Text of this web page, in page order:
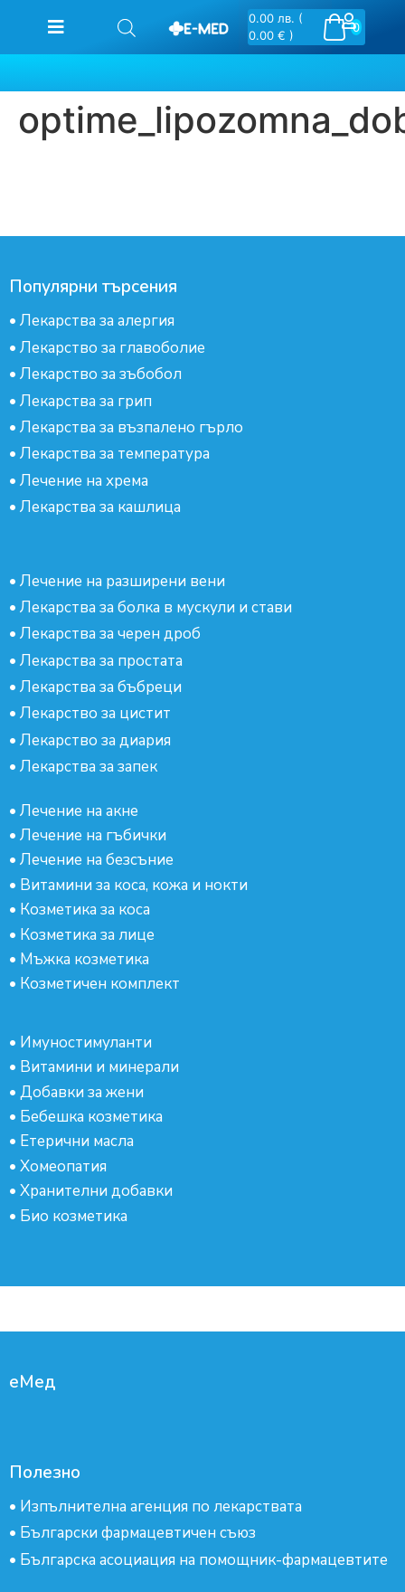
0
0.00 лв. (
0.00 € )
Популярни търсения
• Лекарства за алергия
• Лекарство за главоболие
• Лекарство за зъбобол
• Лекарства за грип
• Лекарства за възпалено гърло
• Лекарства за температура
• Лечение на хрема
• Лекарства за кашлица
• Лечение на разширени вени
• Лекарства за болка в мускули и стави
• Лекарства за черен дроб
• Лекарства за простата
• Лекарства за бъбреци
• Лекарство за цистит
• Лекарство за диария
• Лекарства за запек
• Лечение на акне
• Лечение на гъбички
• Лечение на безсъние
• Витамини за коса, кожа и нокти
• Козметика за коса
• Козметика за лице
• Мъжка козметика
• Козметичен комплект
• Имуностимуланти
• Витамини и минерали
• Добавки за жени
• Бебешка козметика
• Етерични масла
• Хомеопатия
• Хранителни добавки
• Био козметика
еМед
Полезно
• Изпълнителна агенция по лекарствата
• Български фармацевтичен съюз
• Българска асоциация на помощник-фармацевтите